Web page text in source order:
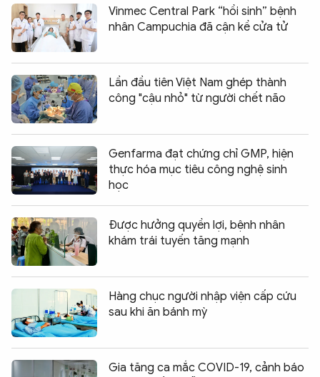
Vinmec Central Park “hồi sinh” bệnh
nhân Campuchia đã cận kề cửa tử
Lần đầu tiên Việt Nam ghép thành
công "cậu nhỏ" từ người chết não
Genfarma đạt chứng chỉ GMP, hiện
thực hóa mục tiêu công nghệ sinh
học
Được hưởng quyền lợi, bệnh nhân
khám trái tuyến tăng mạnh
Hàng chục người nhập viện cấp cứu
sau khi ăn bánh mỳ
Gia tăng ca mắc COVID-19, cảnh báo